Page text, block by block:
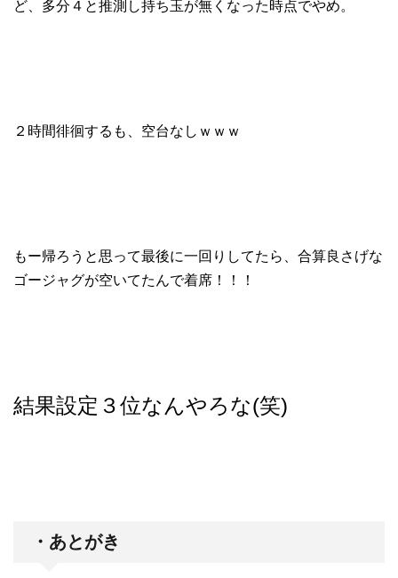
ど、多分４と推測し持ち玉が無くなった時点でやめ。
２時間徘徊するも、空台なしｗｗｗ
もー帰ろうと思って最後に一回りしてたら、合算良さげな
ゴージャグが空いてたんで着席！！！
結果設定３位なんやろな(笑)
・あとがき